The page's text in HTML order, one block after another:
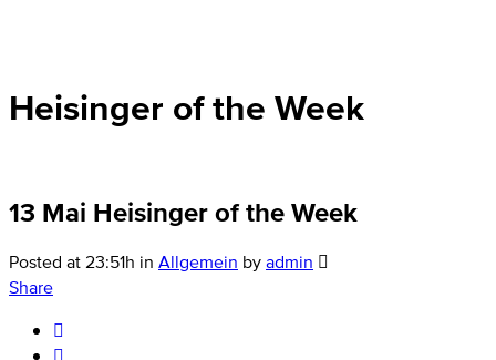
Heisinger of the Week
13 Mai Heisinger of the Week
Posted at 23:51h in Allgemein byadmin
Share